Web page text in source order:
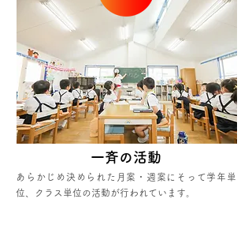
​一斉の活動
あらかじめ決められた月案・週案にそって学年単
位、クラス単位の活動が行われています。